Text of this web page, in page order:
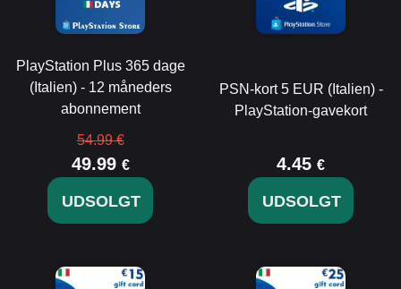
PlayStation Plus 365 dage
(Italien) - 12 måneders
abonnement
54.99 €
49.99 €
UDSOLGT
PSN-kort 5 EUR (Italien) -
PlayStation-gavekort
4.45 €
UDSOLGT